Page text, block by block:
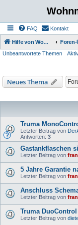
FAQ Kontakt
Hilfe von Womo Fans für Womo Besitzer Foren-
Unbeantwortete Themen
Neues Thema
Truma
Letzter Beitrag von
Antworten: 3
Gastankflaschen
Letzter Beitrag von
5 Jahre Garantie
Letzter Beitrag von
Anschluss
Letzter Beitrag von
Truma DuoControl
Letzter Beitrag von